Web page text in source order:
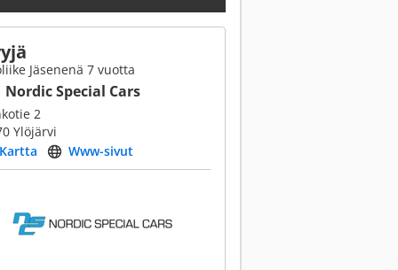
Jäsenenä 7 vuotta
Nordic Special Cars
2
Ylöjärvi
Kartta
Www-sivut